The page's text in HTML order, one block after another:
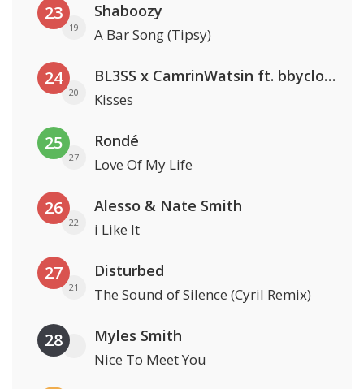
23
19
Shaboozy
A Bar Song (Tipsy)
24
20
BL3SS x CamrinWatsin ft. bbyclose
Kisses
25
27
Rondé
Love Of My Life
26
22
Alesso & Nate Smith
i Like It
27
21
Disturbed
The Sound of Silence (Cyril Remix)
28 Myles Smith
Nice To Meet You